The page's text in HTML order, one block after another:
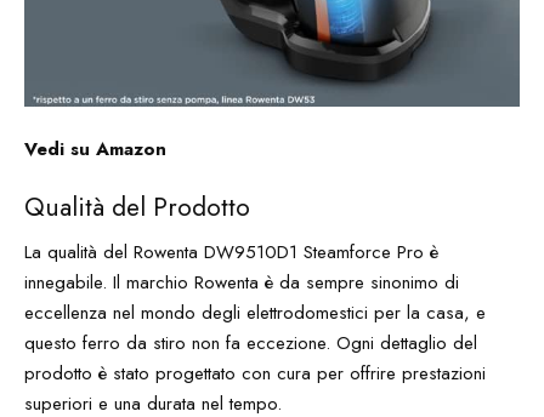
Vedi su Amazon
Qualità del Prodotto
La qualità del Rowenta DW9510D1 Steamforce Pro è
innegabile. Il marchio Rowenta è da sempre sinonimo di
eccellenza nel mondo degli elettrodomestici per la casa, e
questo ferro da stiro non fa eccezione. Ogni dettaglio del
prodotto è stato progettato con cura per offrire prestazioni
superiori e una durata nel tempo.